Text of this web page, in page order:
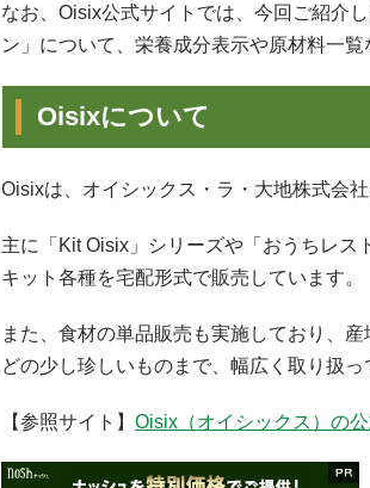
なお、Oisix公式サイトでは、今回ご紹介
ン」について、栄養成分表示や原材料一覧
Oisixについて
Oisixは、オイシックス・ラ・大地株式会
主に「Kit Oisix」シリーズや「おうちレ
キット各種を宅配形式で販売しています。
また、食材の単品販売も実施しており、
どの少し珍しいものまで、幅広く取り扱っ
【参照サイト】 Oisix（オイシックス）の公